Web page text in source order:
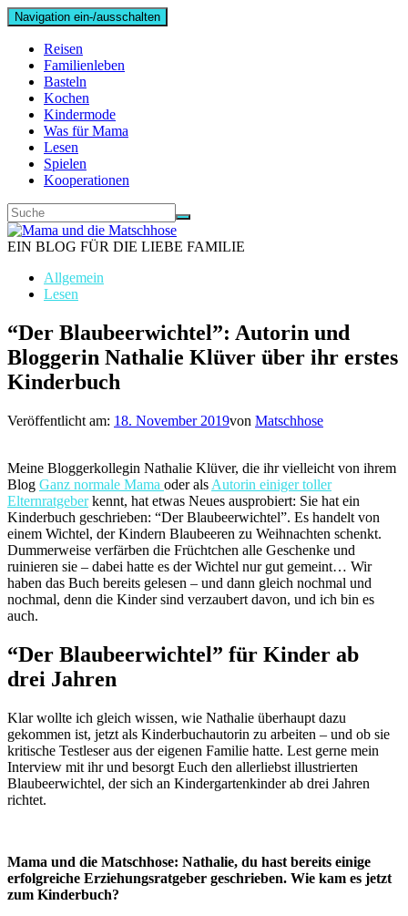
Navigation ein-/ausschalten
Reisen
Familienleben
Basteln
Kochen
Kindermode
Was für Mama
Lesen
Spielen
Kooperationen
EIN BLOG FÜR DIE LIEBE FAMILIE
Allgemein
Lesen
“Der Blaubeerwichtel”: Autorin und
Bloggerin Nathalie Klüver über ihr erstes
Kinderbuch
Veröffentlicht am: 18. November 2019von Matschhose
Meine Bloggerkollegin Nathalie Klüver, die ihr vielleicht von ihrem
Blog Ganz normale Mama oder als Autorin einiger toller
Elternratgeberkennt, hat etwas Neues ausprobiert: Sie hat ein
Kinderbuch geschrieben: “Der Blaubeerwichtel”. Es handelt von
einem Wichtel, der Kindern Blaubeeren zu Weihnachten schenkt.
Dummerweise verfärben die Früchtchen alle Geschenke und
ruinieren sie – dabei hatte es der Wichtel nur gut gemeint… Wir
haben das Buch bereits gelesen – und dann gleich nochmal und
nochmal, denn die Kinder sind verzaubert davon, und ich bin es
auch.
“Der Blaubeerwichtel” für Kinder ab
drei Jahren
Klar wollte ich gleich wissen, wie Nathalie überhaupt dazu
gekommen ist, jetzt als Kinderbuchautorin zu arbeiten – und ob sie
kritische Testleser aus der eigenen Familie hatte. Lest gerne mein
Interview mit ihr und besorgt Euch den allerliebst illustrierten
Blaubeerwichtel, der sich an Kindergartenkinder ab drei Jahren
richtet.
Mama und die Matschhose: Nathalie, du hast bereits einige
erfolgreiche Erziehungsratgeber geschrieben. Wie kam es jetzt
zum Kinderbuch?